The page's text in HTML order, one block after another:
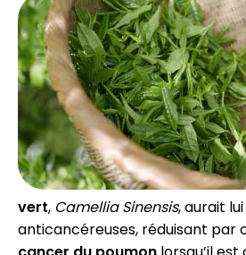
vert, Camellia Sinensis, aurait
anticancéreuses, réduisant par